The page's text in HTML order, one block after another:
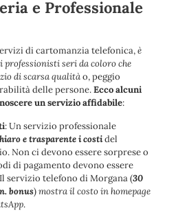
e Professionale
di cartomanzia telefonica,è
seri da coloro che
di scarsa qualitào, peggio
delle persone.Ecco alcuni
un servizio affidabile:
: Un servizio professionale
e trasparente i costidel
Non ci devono essere sorprese o
di pagamento devono essere
servizio telefono di Morgana (30
bonus)mostra il costo in homepage
.